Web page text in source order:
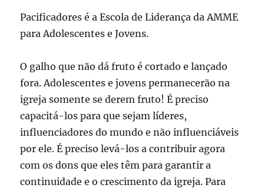
Pacificadores é a Escola de Liderança da AMME
para Adolescentes e Jovens.
O galho que não dá fruto é cortado e lançado
fora. Adolescentes e jovens permanecerão na
igreja somente se derem fruto! É preciso
capacitá-los para que sejam líderes,
influenciadores do mundo e não influenciáveis
por ele. É preciso levá-los a contribuir agora
com os dons que eles têm para garantir a
continuidade e o crescimento da igreja. Para